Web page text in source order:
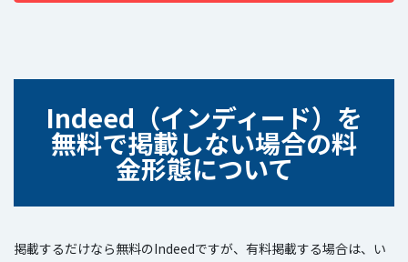
Indeed（インディード）を
無料で掲載しない場合の料
金形態について
掲載するだけなら無料のIndeedですが、有料掲載する場合は、い